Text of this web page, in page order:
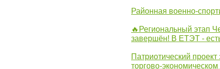
Районная военно-
🔥Региональный этап
завершён! В ЕТЭТ -
Патриотический
торгово-